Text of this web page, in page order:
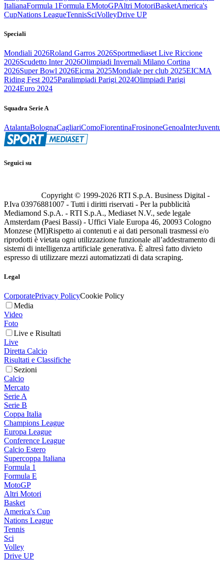
ItalianaFormula 1Formula EMotoGPAltri MotoriBasketAmerica's
CupNations LeagueTennisSciVolleyDrive UP
Speciali
Mondiali 2026Roland Garros 2026Sportmediaset Live Riccione
2026Scudetto Inter 2026Olimpiadi Invernali Milano Cortina
2026Super Bowl 2026Eicma 2025Mondiale per club 2025EICMA
Riding Fest 2025Paralimpiadi Parigi 2024Olimpiadi Parigi
2024Euro 2024
Squadra Serie A
AtalantaBolognaCagliariComoFiorentinaFrosinoneGenoaInter
Seguici su
Copyright © 1999-2026 RTI S.p.A. Business Digital -
P.Iva 03976881007 - Tutti i diritti riservati - Per la pubblicità
Mediamond S.p.A. - RTI S.p.A., Mediaset N.V., sede legale
Amsterdam (Paesi Bassi) - Uffici Viale Europa 46, 20093 Cologno
Monzese (MI)Rispetto ai contenuti e ai dati personali trasmessi e/o
riprodotti è vietata ogni utilizzazione funzionale all’addestramento di
sistemi di intelligenza artificiale generativa. È altresì fatto divieto
espresso di utilizzare mezzi automatizzati di data scraping.
Legal
CorporatePrivacy PolicyCookie Policy
Media
Video
Foto
Live e Risultati
Live
Diretta Calcio
Risultati e Classifiche
Sezioni
Calcio
Mercato
Serie A
Serie B
Coppa Italia
Champions League
Europa League
Conference League
Calcio Estero
Supercoppa Italiana
Formula 1
Formula E
MotoGP
Altri Motori
Basket
America's Cup
Nations League
Tennis
Sci
Volley
Drive UP